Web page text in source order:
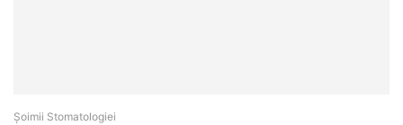
Șoimii Stomatologiei